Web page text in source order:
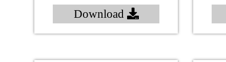
Download